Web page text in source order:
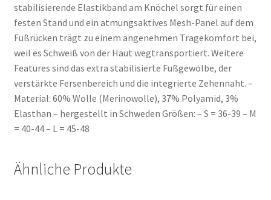
stabilisierende Elastikband am Knöchel sorgt für einen
festen Stand und ein atmungsaktives Mesh-Panel auf dem
Fußrücken trägt zu einem angenehmen Tragekomfort bei,
weil es Schweiß von der Haut wegtransportiert. Weitere
Features sind das extra stabilisierte Fußgewölbe, der
verstärkte Fersenbereich und die integrierte Zehennaht. –
Material: 60% Wolle (Merinowolle), 37% Polyamid, 3%
Elasthan – hergestellt in Schweden Größen: – S = 36-39 – M
= 40-44 – L = 45-48
Ähnliche Produkte